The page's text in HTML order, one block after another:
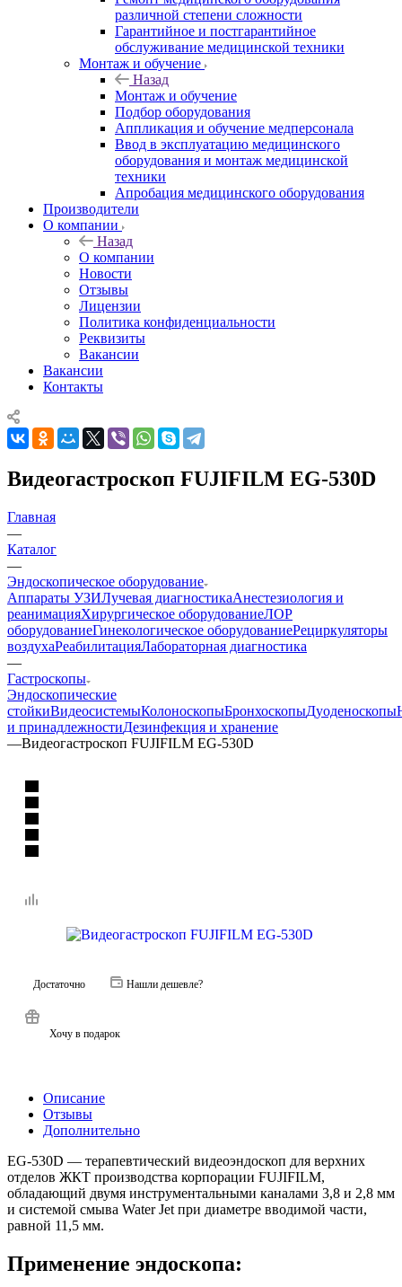
различной степени сложности
Гарантийное и постгарантийное
обслуживание медицинской техники
Монтаж и обучение
Назад
Монтаж и обучение
Подбор оборудования
Аппликация и обучение медперсонала
Ввод в эксплуатацию медицинского
оборудования и монтаж медицинской
техники
Апробация медицинского оборудования
Производители
О компании
Назад
О компании
Новости
Отзывы
Лицензии
Политика конфиденциальности
Реквизиты
Вакансии
Вакансии
Контакты
Видеогастроскоп FUJIFILM EG-530D
Главная
—
Каталог
—
Эндоскопическое оборудование
Аппараты УЗИЛучевая диагностикаАнестезиология и
реанимацияХирургическое оборудованиеЛОР
оборудованиеГинекологическое оборудованиеРециркуляторы
воздухаРеабилитацияЛабораторная диагностика
—
Гастроскопы
Эндоскопические
стойкиВидеосистемыКолоноскопыБронхоскопыДуоденоскопы
и принадлежностиДезинфекция и хранение
—Видеогастроскоп FUJIFILM EG-530D
Достаточно Нашли дешевле?
Хочу в подарок
Описание
Отзывы
Дополнительно
EG-530D — терапевтический видеоэндоскоп для верхних
отделов ЖКТ производства корпорации FUJIFILM,
обладающий двумя инструментальными каналами 3,8 и 2,8 мм
и системой смыва Water Jet при диаметре вводимой части,
равной 11,5 мм.
Применение эндоскопа: